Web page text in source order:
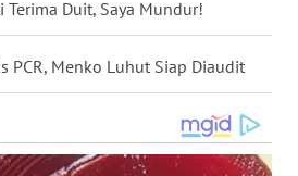
Duit, Saya Mundur!
PCR, Menko Luhut Siap Diaudit